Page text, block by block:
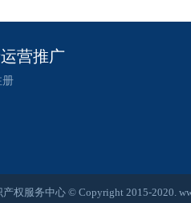
营推广
册
权服务中心 © Copyright 2015-2020.